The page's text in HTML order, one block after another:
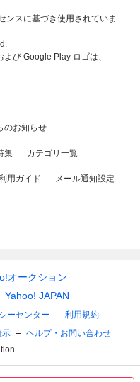
ンスに基づき使用されていま
び Google Play ロゴは、
のお知らせ
集 カテゴリ一覧
用ガイド メール通知設定
オークション
Yahoo! JAPAN
ーセンター
利用規約
示
ヘルプ・お問い合わせ